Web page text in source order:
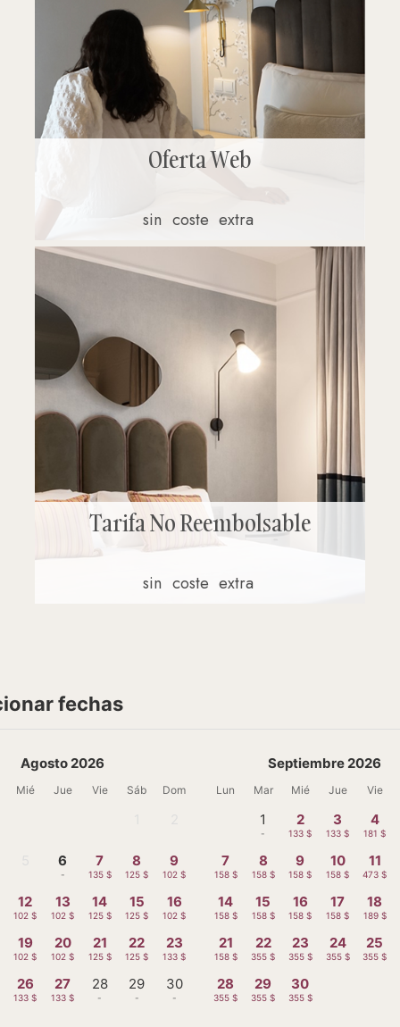
Oferta Web
sin coste extra
Tarifa No Reembolsable
sin coste extra
fechas
Agosto 2026
Mié Jue Vie Sáb Dom
6
-
7
135 $
8
125 $
9
102 $
12
102 $
13
102 $
14
125 $
15
125 $
16
102 $
19
102 $
20
102 $
21
125 $
22
125 $
23
133 $
26
133 $
27
133 $
28
-
29
-
30
-
Septiembre 2026
Lun Mar Mié Jue Vie
1
-
2
133 $
3
133 $
4
181 $
7
158 $
8
158 $
9
158 $
10
158 $
11
473 $
14
158 $
15
158 $
16
158 $
17
158 $
18
189 $
21
158 $
22
355 $
23
355 $
24
355 $
25
355 $
28
355 $
29
355 $
30
355 $